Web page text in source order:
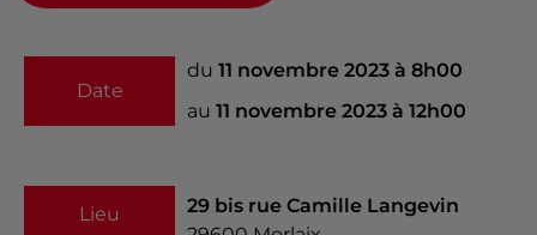
Date
du 11 novembre 2023 à 8h00
au 11 novembre 2023 à 12h00
Lieu
29 bis rue Camille Langevin